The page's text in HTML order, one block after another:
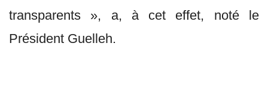
transparents », a, à cet effet, noté le
Président Guelleh.